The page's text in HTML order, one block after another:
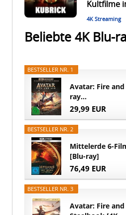
Kultfilme
4K Streaming
Beliebte 4K Blu-
BESTSELLER NR. 1
Avatar: Fire and
ray...
29,99 EUR
BESTSELLER NR. 2
Mittelerde 6-
[Blu-ray]
76,49 EUR
BESTSELLER NR. 3
Avatar: Fire